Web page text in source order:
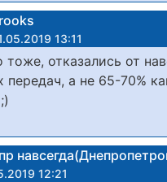
13:11
тоже, отказались от
передач, а не 65-70%
12:21